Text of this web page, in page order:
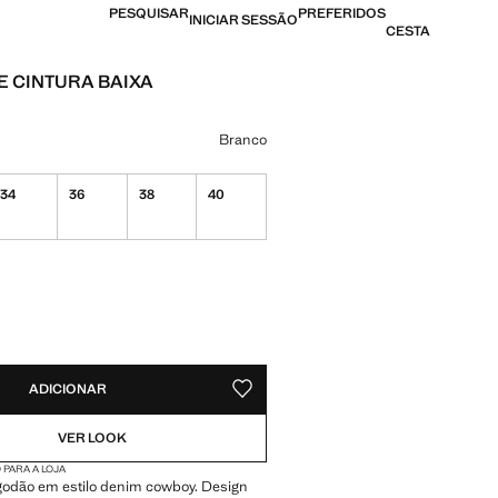
PESQUISARINICIAR SESSÃOPREFERIDOS
CESTA
CINTURA BAIXA
€ ]
Branco
34 36 38 40
ADICIONAR GUARDAR NOS ARTIGOS PREFERIDOS
VER LOOK
PARA A LOJA
em estilo denim cowboy. Design